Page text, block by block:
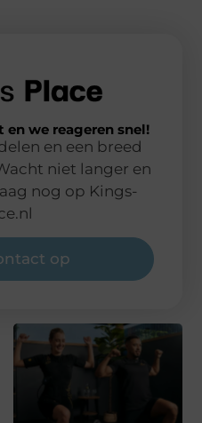
en we reageren snel!
en een breed
niet langer en
nog op Kings-
op